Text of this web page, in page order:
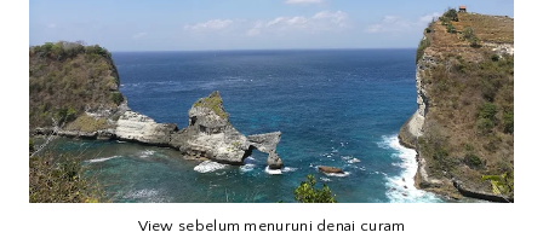
View sebelum menuruni denai curam